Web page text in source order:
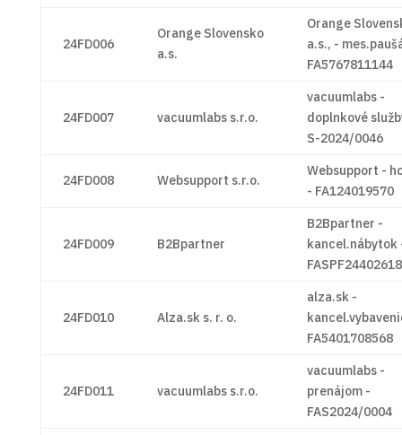
24FD006
Orange Slovensko
a.s.
Orange
a.s., -
FA5767811144
24FD007 vacuumlabs s.r.o.
vacuumlabs -
doplnkové
S-2024/0046
24FD008 Websupport s.r.o.
Websupport -
- FA124019570
24FD009 B2Bpartner
B2Bpartner -
kancel.nábytok
FASPF24402618
24FD010 Alza.sk s. r. o.
alza.sk -
FA5401708568
24FD011 vacuumlabs s.r.o.
vacuumlabs -
prenájom -
FAS2024/0004